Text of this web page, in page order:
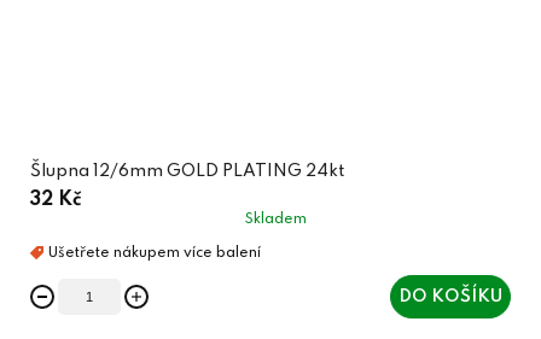
Šlupna 12/6mm GOLD PLATING 24kt
32 Kč
Skladem
DO KOŠÍKU